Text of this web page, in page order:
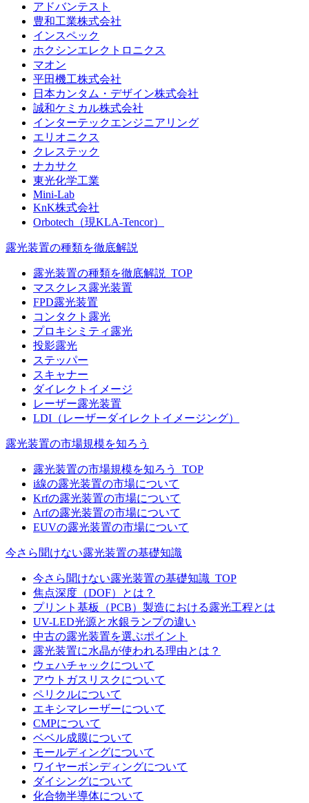
アドバンテスト
豊和工業株式会社
インスペック
ホクシンエレクトロニクス
マオン
平田機工株式会社
日本カンタム・デザイン株式会社
誠和ケミカル株式会社
インターテックエンジニアリング
エリオニクス
クレステック
ナカサク
東光化学工業
Mini-Lab
KnK株式会社
Orbotech（現KLA-Tencor）
露光装置の種類を徹底解説
露光装置の種類を徹底解説_TOP
マスクレス露光装置
FPD露光装置
コンタクト露光
プロキシミティ露光
投影露光
ステッパー
スキャナー
ダイレクトイメージ
レーザー露光装置
LDI（レーザーダイレクトイメージング）
露光装置の市場規模を知ろう
露光装置の市場規模を知ろう_TOP
i線の露光装置の市場について
Krfの露光装置の市場について
Arfの露光装置の市場について
EUVの露光装置の市場について
今さら聞けない露光装置の基礎知識
今さら聞けない露光装置の基礎知識_TOP
焦点深度（DOF）とは？
プリント基板（PCB）製造における露光工程とは
UV-LED光源と水銀ランプの違い
中古の露光装置を選ぶポイント
露光装置に水晶が使われる理由とは？
ウェハチャックについて
アウトガスリスクについて
ペリクルについて
エキシマレーザーについて
CMPについて
ベベル成膜について
モールディングについて
ワイヤーボンディングについて
ダイシングについて
化合物半導体について